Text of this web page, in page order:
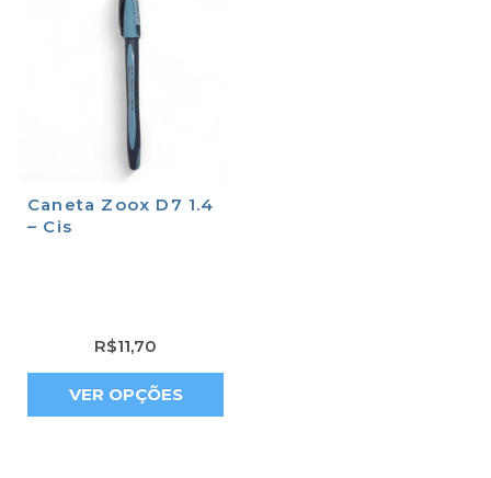
Caneta Zoox D7 1.4
– Cis
R$11,70
VER OPÇÕES